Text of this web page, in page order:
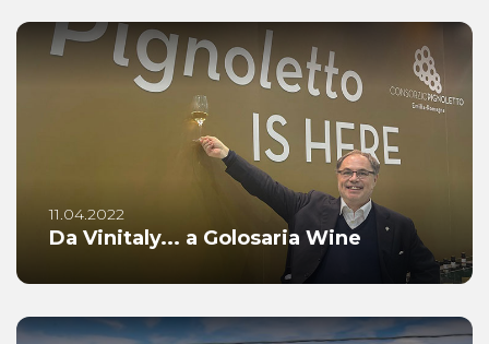
11.04.2022
Da Vinitaly... a Golosaria Wine